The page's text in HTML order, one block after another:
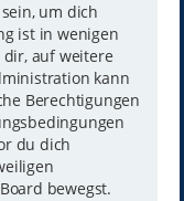
um dich
ist in wenigen
auf weitere
kann
Berechtigungen
du dich
bewegst.